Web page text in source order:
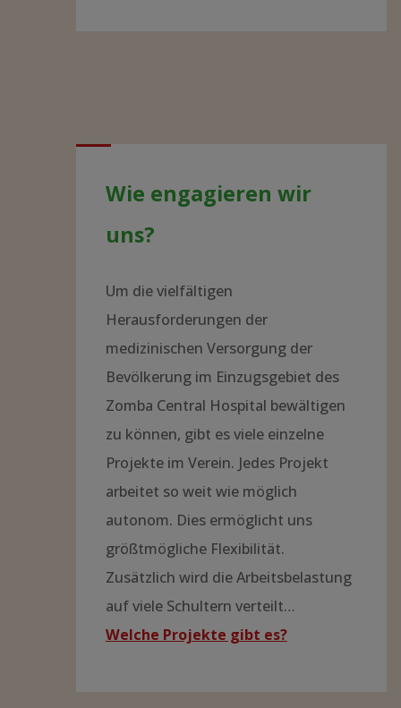
Wie engagieren wir
uns?
Um die vielfältigen
Herausforderungen der
medizinischen Versorgung der
Bevölkerung im Einzugsgebiet des
Zomba Central Hospital bewältigen
zu können, gibt es viele einzelne
Projekte im Verein. Jedes Projekt
arbeitet so weit wie möglich
autonom. Dies ermöglicht uns
größtmögliche Flexibilität.
Zusätzlich wird die Arbeitsbelastung
auf viele Schultern verteilt…
Welche Projekte gibt es?